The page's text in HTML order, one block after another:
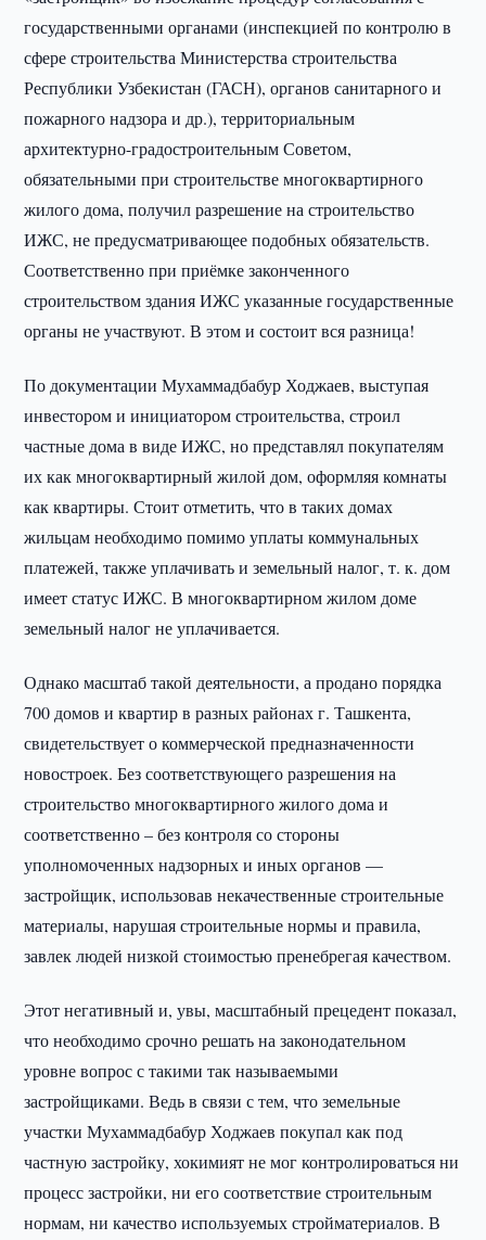
государственными органами (инспекцией по контролю в
сфере строительства Министерства строительства
Республики Узбекистан (ГАСН), органов санитарного и
пожарного надзора и др.), территориальным
архитектурно-градостроительным Советом,
обязательными при строительстве многоквартирного
жилого дома, получил разрешение на строительство
ИЖС, не предусматривающее подобных обязательств.
Соответственно при приёмке законченного
строительством здания ИЖС указанные государственные
органы не участвуют. В этом и состоит вся разница!
По документации Мухаммадбабур Ходжаев, выступая
инвестором и инициатором строительства, строил
частные дома в виде ИЖС, но представлял покупателям
их как многоквартирный жилой дом, оформляя комнаты
как квартиры. Стоит отметить, что в таких домах
жильцам необходимо помимо уплаты коммунальных
платежей, также уплачивать и земельный налог, т. к. дом
имеет статус ИЖС. В многоквартирном жилом доме
земельный налог не уплачивается.
Однако масштаб такой деятельности, а продано порядка
700 домов и квартир в разных районах г. Ташкента,
свидетельствует о коммерческой предназначенности
новостроек. Без соответствующего разрешения на
строительство многоквартирного жилого дома и
соответственно – без контроля со стороны
уполномоченных надзорных и иных органов —
застройщик, использовав некачественные строительные
материалы, нарушая строительные нормы и правила,
завлек людей низкой стоимостью пренебрегая качеством.
Этот негативный и, увы, масштабный прецедент показал,
что необходимо срочно решать на законодательном
уровне вопрос с такими так называемыми
застройщиками. Ведь в связи с тем, что земельные
участки Мухаммадбабур Ходжаев покупал как под
частную застройку, хокимият не мог контролироваться ни
процесс застройки, ни его соответствие строительным
нормам, ни качество используемых стройматериалов. В